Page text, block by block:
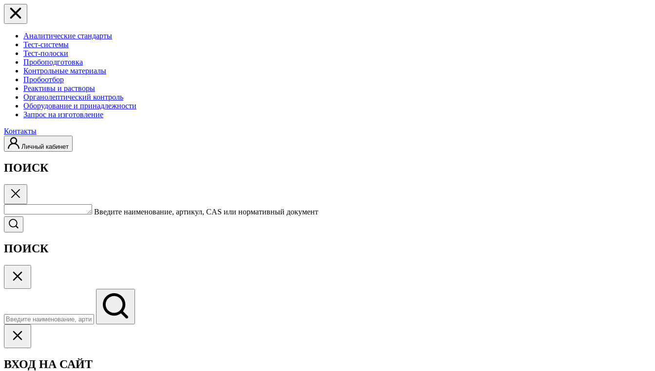
Аналитические стандарты
Тест-системы
Тест-полоски
Пробоподготовка
Контрольные материалы
Пробоотбор
Реактивы и растворы
Органолептический контроль
Оборудование и принадлежности
Запрос на изготовление
Контакты
Личный кабинет
ПОИСК
Введите наименование, артикул, CAS или нормативный документ
ПОИСК
ВХОД НА САЙТ